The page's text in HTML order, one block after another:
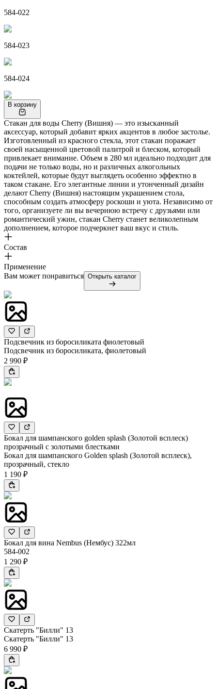
584-022
584-023
584-024
В корзину
Стакан для воды Cherry (Вишня) — это изысканный
аксессуар, который добавит ярких акцентов в любое застолье.
Изготовленный из красного стекла, этот стакан поражает
своей насыщенной цветовой палитрой и блеском, который
привлекает внимание. Объем в 280 мл идеально подходит для
подачи не только воды, но и различных алкогольных
коктейлей, которые будут выглядеть особенно эффектно в
таком стакане. Его элегантные линии и утонченный дизайн
делают Cherry (Вишня) настоящим украшением стола,
способным создать атмосферу роскоши и уюта. Независимо от
того, организуете ли вы вечернюю встречу с друзьями или
романтический ужин, стакан Cherry станет великолепным
дополнением, которое подчеркнет ваш вкус и стиль.
Состав
Применение
Вам может понравиться Открыть каталог
Подсвечник из боросиликата фиолетовый
Подсвечник из боросиликата, фиолетовый
2 990 ₽
Бокал для шампанского golden splash (Золотой всплеск)
прозрачный с золотыми блестками
Бокал для шампанского Golden splash (Золотой всплеск),
прозрачный, стекло
1 190 ₽
Бокал для вина Nembus (Нембус) 322мл
584-002
1 290 ₽
Скатерть "Билли" 13
Скатерть "Билли" 13
6 990 ₽